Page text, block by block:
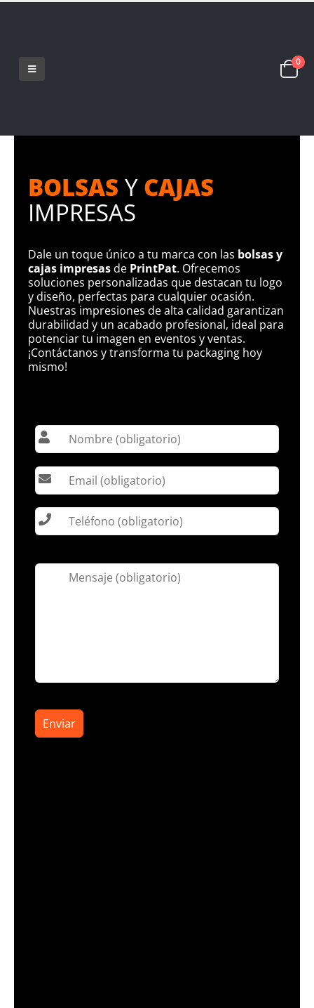
0
BOLSAS YCAJAS
IMPRESAS
Dale un toque único a tu marca con las bolsas y
cajas impresasde PrintPat. Ofrecemos
soluciones personalizadas que destacan tu logo
y diseño, perfectas para cualquier ocasión.
Nuestras impresiones de alta calidad garantizan
durabilidad y un acabado profesional, ideal para
potenciar tu imagen en eventos y ventas.
¡Contáctanos y transforma tu packaging hoy
mismo!
favor,